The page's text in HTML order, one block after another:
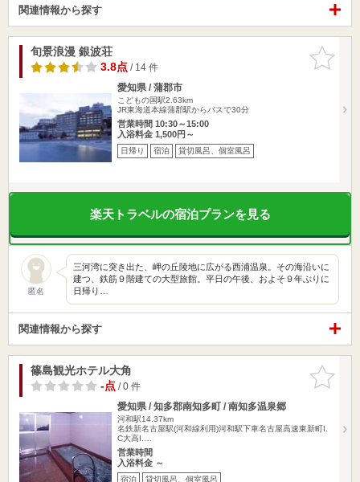
関連情報から探す
お気に入
りに追加
旬景浪漫 銀波荘
3.8点/ 14 件
愛知県 / 蒲郡市
こどもの国駅2.63km
JR東海道本線蒲郡駅からバスで30分
営業時間 10:30～15:00
入浴料金 1,500円～
日帰り 宿泊 貸切風呂、個室風呂
楽天トラベルの宿泊プランを見る
匿名
三河湾に突き出た、岬の丘陵地に広がる西浦温泉。その海沿いに
建つ、鉄筋９階建ての大型旅館。平日の午後、およそ９年ぶりに
日帰り…
関連情報から探す
お気に入
りに追加
篠島観光ホテル大角
-点/ 0 件
愛知県 / 知多郡南知多町 / 南知多温泉郷
河和駅14.37km
名鉄新名古屋駅(河和線利用)河和駅下車名古屋高速東新町I.
C大高I.…
営業時間
入浴料金 ～
宿泊 貸切風呂、個室風呂